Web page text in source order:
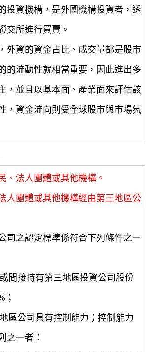
投資機構，是外國機構投資者，透
交所進行買賣。
外資的資金占比、成交量都是股市
的流動性就相當重要，因此進出多
，並且以基本面、產業面來評估該
，資金流向則受全球股市與市場氛
、法人團體或其他機構。
人團體或其他機構經由第三地區公
司之認定標準係符合下列條件之ㄧ
間接持有第三地區投資公司股份
；
區公司具有控制能力；控制能力
之一者：